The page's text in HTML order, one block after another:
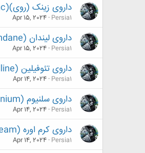
داروی زینک (روی)(Zinc)
Persia1
Apr 15, 2024
داروی لیندان (Lindane)
Persia1
Apr 15, 2024
داروی تئوفیلین (Theophylline)
Persia1
Apr 14, 2024
داروی سلنیوم (Selenium)
Persia1
Apr 14, 2024
داروی کرم اوره (Urea Cream)
Persia1
Apr 14, 2024